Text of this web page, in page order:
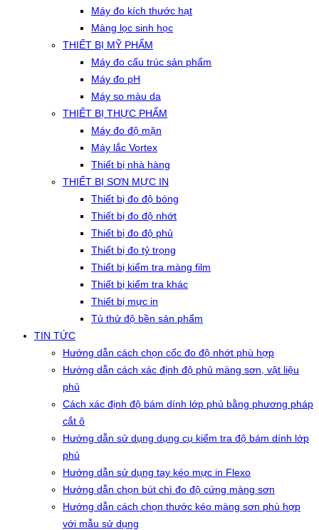
Máy đo kích thước hạt
Màng lọc sinh học
THIẾT BỊ MỸ PHẨM
Máy đo cấu trúc sản phẩm
Máy đo pH
Máy so màu da
THIẾT BỊ THỰC PHẨM
Máy đo độ mặn
Máy lắc Vortex
Thiết bị nhà hàng
THIẾT BỊ SƠN MỰC IN
Thiết bị đo độ bóng
Thiết bị đo độ nhớt
Thiết bị đo độ phủ
Thiết bị đo tỷ trọng
Thiết bị kiểm tra màng film
Thiết bị kiểm tra khác
Thiết bị mực in
Tủ thử độ bền sản phẩm
TIN TỨC
Hướng dẫn cách chọn cốc đo độ nhớt phù hợp
Hướng dẫn cách xác định độ phủ màng sơn, vật liệu
phủ
Cách xác định độ bám dính lớp phủ bằng phương pháp
cắt ô
Hướng dẫn sử dụng dụng cụ kiểm tra độ bám dính lớp
phủ
Hướng dẫn sử dụng tay kéo mực in Flexo
Hướng dẫn chọn bút chì đo độ cứng màng sơn
Hướng dẫn cách chọn thước kéo màng sơn phù hợp
với mẫu sử dụng